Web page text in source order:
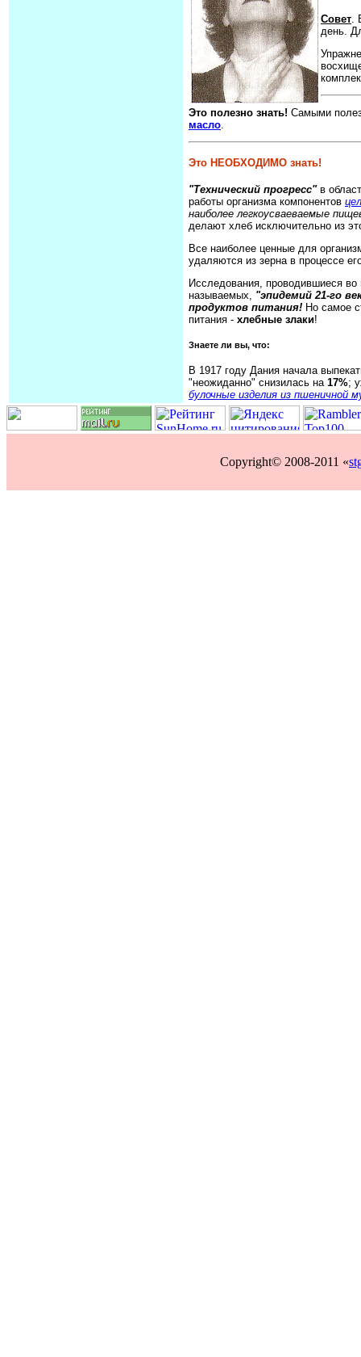
Совет.
день.
Это полезно знать! Самыми
масло.
Это НЕОБХОДИМО знать!
"Технический прогресс"в
работы организма компонентов
наиболее легкоусваеваемые
делают хлеб исключительно из
Все наиболее ценные для
удаляются из зерна в процессе
Исследования, проводившиеся
называемых, "эпидемий 21-го
продуктов питания! Но самое
питания - хлебные злаки!
Знаете ли вы, что:
В 1917 году Дания начала
"неожиданно" снизилась на 17%;
булочные изделия из пшеничной
Copyright© 2008-2011 «